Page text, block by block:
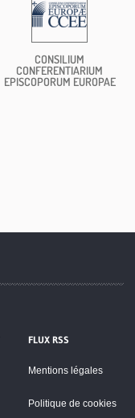
CONSILIUM
CONFERENTIARIUM
EPISCOPORUM EUROPAE
FLUX RSS
Mentions légales
Politique de cookies